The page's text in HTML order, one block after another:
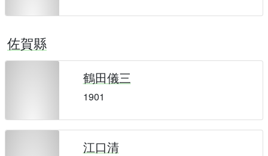
佐賀縣
鶴田儀三
1901
江口清